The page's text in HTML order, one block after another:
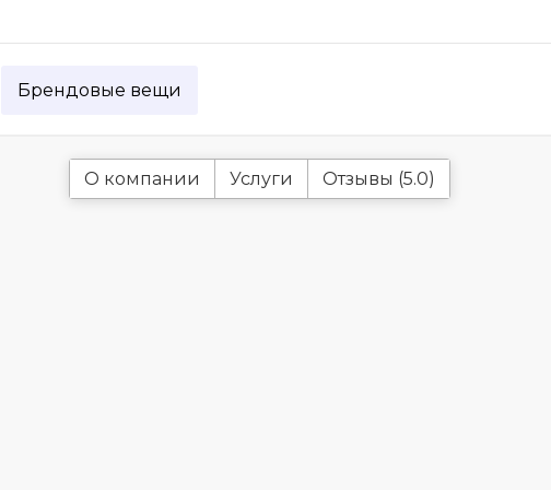
Брендовые вещи
О компании Услуги Отзывы (5.0)